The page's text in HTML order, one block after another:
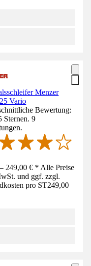
Menzer
Vario
Bewertung:
Sternen. 9
249,00 € * Alle Preise
und ggf. zzgl.
pro ST249,00